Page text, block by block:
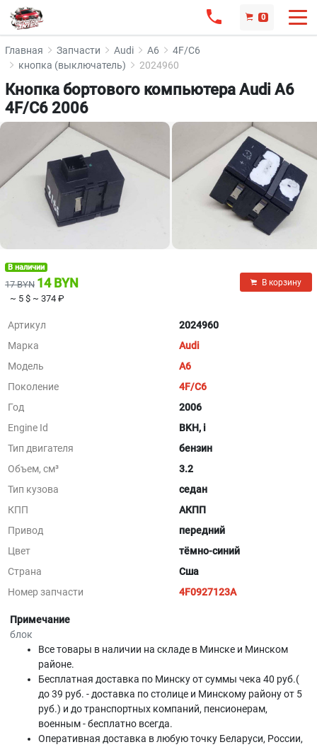
0
Главная Запчасти Audi A6
4F/C6
кнопка (выключатель)
2024960
Кнопка бортового компьютера Audi A6
4F/C6 2006
В наличии
17 BYN 14 BYN
~ 5 $ ~ 374 ₽
В корзину
Артикул
2024960
Марка
Audi
Модель
A6
Поколение
4F/C6
Год
2006
Engine Id
BKH, i
Тип двигателя
бензин
Объем, см³
3.2
Тип кузова
седан
КПП
АКПП
Привод
передний
Цвет
тёмно-синий
Страна
Сша
Номер запчасти
4F0927123A
Примечание
блок
Все товары в наличии на складе в Минскe и Минском
районе.
Бесплатная доставка по Минску от суммы чека 40 руб.(
до 39 руб. - доставка по столице и Минскому району от 5
руб.) и до транспортных компаний, пенсионерам,
военным - бесплатно всегда.
Оперативная доставка в любую точку Беларуси, России,